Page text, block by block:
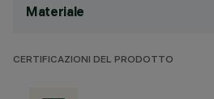
Materiale
CERTIFICAZIONI DEL PRODOTTO